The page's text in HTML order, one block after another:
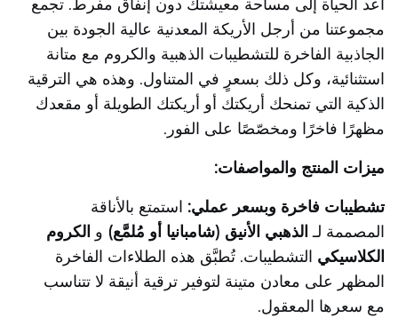
أعد الحياة إلى مساحة معيشتك دون إنفاق مفرط. تجمع
مجموعتنا من أرجل الأريكة المعدنية عالية الجودة بين
الجاذبية الفاخرة للتشطيبات الذهبية والكروم مع متانة
استثنائية، وكل ذلك بسعرٍ في المتناول. وهذه هي الترقية
الذكية التي تمنحك أريكتك أو أريكتك الطويلة أو مقعدك
مظهرًا فاخرًا ومخصّصًا على الفور.
ميزات المنتج والمواصفات:
تشطيبات فاخرة وبسعر عملي: استمتع بالأناقة
المصممة لـ الذهبي الأنيق (شامبانيا أو مُلمَّع) و الكروم
الكلاسيكي التشطيبات. تُطبَّق هذه الطلاءات الفاخرة
المظهر على معادن متينة لتوفير ترقية أنيقة لا تتناسب
مع سعرها المعقول.